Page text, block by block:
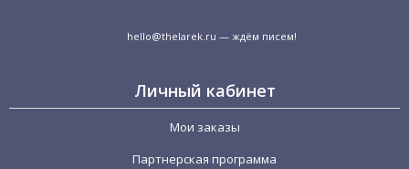
hello@thelarek.ru — ждём писем!
Личный кабинет
Мои заказы
Партнерская программа